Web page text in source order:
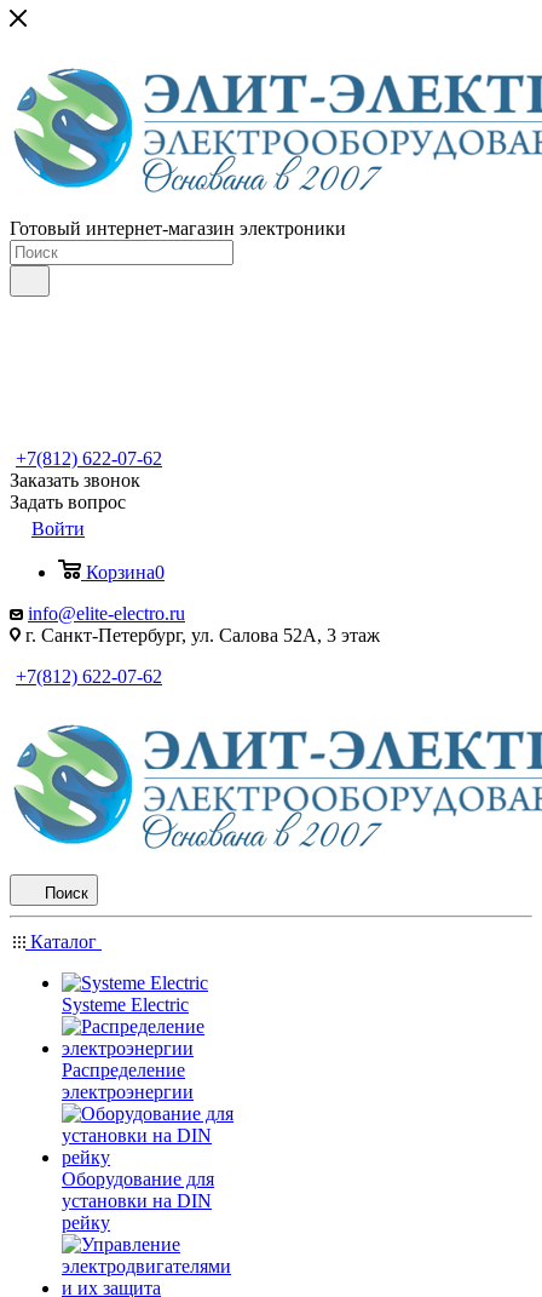
Готовый интернет-магазин электроники
+7(812) 622-07-62
Заказать звонок
Задать вопрос
Войти
Корзина0
info@elite-electro.ru
г. Санкт-Петербург, ул. Салова 52А, 3 этаж
+7(812) 622-07-62
Поиск
Каталог
Systeme Electric
Распределение
электроэнергии
Оборудование для
установки на DIN
рейку